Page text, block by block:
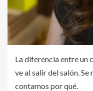
La diferencia entre un
ve al salir del salón. Se
contamos por qué.